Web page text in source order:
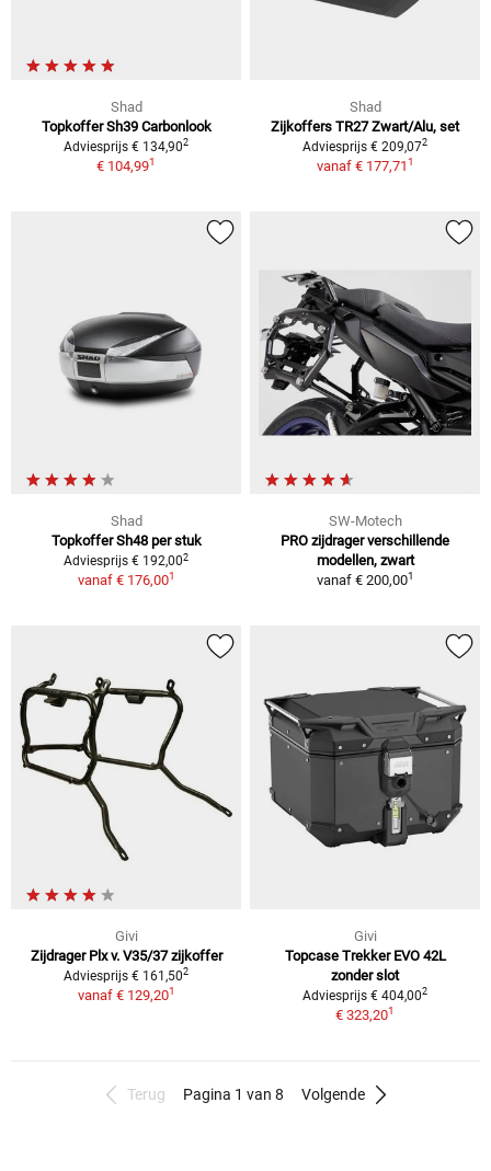
Shad
Topkoffer Sh39 Carbonlook
Adviesprijs € 134,902
€ 104,991
Shad
Zijkoffers TR27 Zwart/Alu, set
Adviesprijs € 209,072
vanaf € 177,711
Shad
Topkoffer Sh48 per stuk
Adviesprijs € 192,002
vanaf € 176,001
SW-Motech
PRO zijdrager verschillende
modellen, zwart
vanaf € 200,001
Givi
Zijdrager Plx v. V35/37 zijkoffer
Adviesprijs € 161,502
vanaf € 129,201
Givi
Topcase Trekker EVO 42L
zonder slot
Adviesprijs € 404,002
€ 323,201
Terug Pagina 1 van 8 Volgende